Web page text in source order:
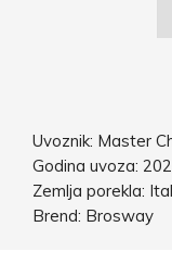
Uvoznik: Master
Godina uvoza:
Zemlja porekla:
Brend: Brosway